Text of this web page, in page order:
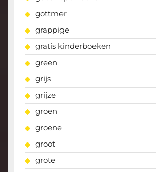
gottmer
grappige
gratis kinderboeken
green
grijs
grijze
groen
groene
groot
grote